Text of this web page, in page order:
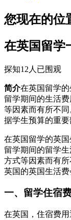
您现在的位
在英国留学
探知12人已围观
简介在英国留学的
留学期间的生活
等因素而有所不
据学生预算的重
在英国留学的英
留学期间的留学
方式等因素而有所
英国的英国生活费
一、留学住宿
在英国，住宿费